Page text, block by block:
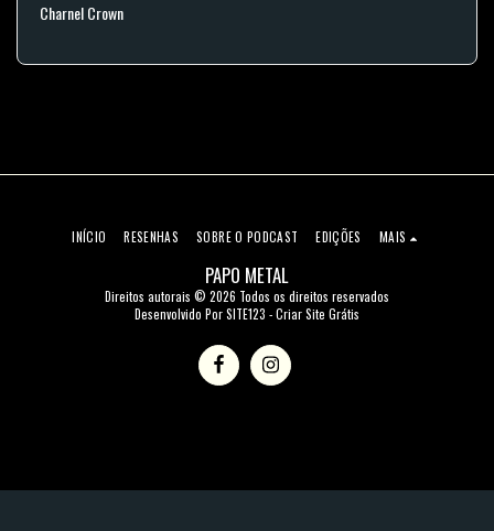
Charnel Crown
PAPO METAL
Direitos autorais © 2026 Todos os direitos reservados
Desenvolvido PorSITE123 -Criar Site Grátis
INÍCIO RESENHAS SOBRE O PODCAST EDIÇÕES MAIS